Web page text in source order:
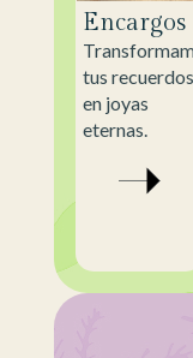
Encargos
tus recuerdos
en joyas
eternas.